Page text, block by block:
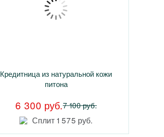
Кредитница из натуральной кожи
питона
6 300 руб.7 100 руб.
Сплит 1 575 руб.